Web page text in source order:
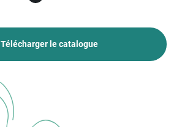
Télécharger le catalogue